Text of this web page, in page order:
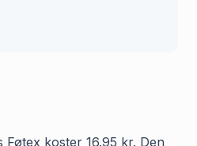
koster 16.95 kr. Den